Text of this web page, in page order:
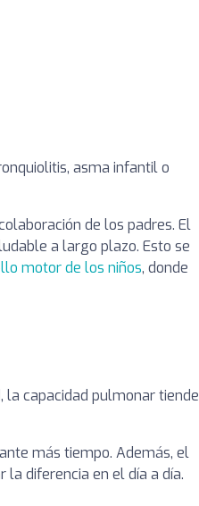
asma infantil o
de los padres. El
a largo plazo. Esto se
motor de los niños, donde
la capacidad pulmonar tiende
más tiempo. Además, el
diferencia en el día a día.